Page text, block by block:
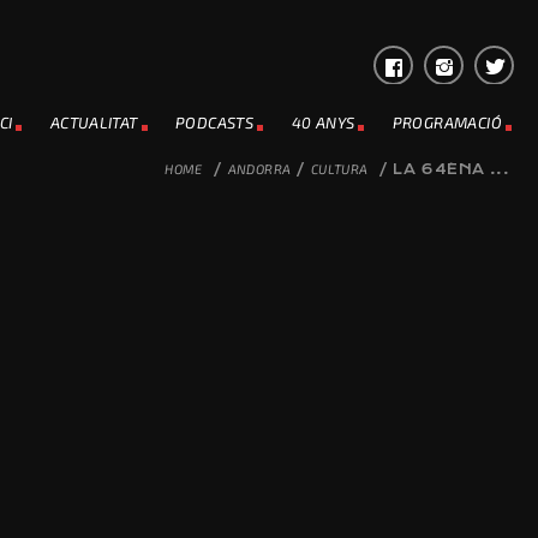
ACTUALITAT PODCASTS 40 ANYS PROGRAMACIÓ
HOME / ANDORRA / CULTURA / LA 64ÉNA ...